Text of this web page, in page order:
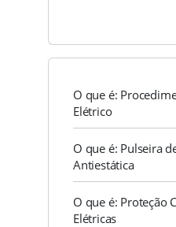
O que é:
Elétrico
O que é: Pulseira
Antiestática
O que é: Proteção
Elétricas